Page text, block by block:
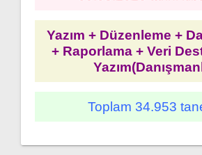
Yazım + Düzenleme +
+ Raporlama + Veri
Toplam 34.953